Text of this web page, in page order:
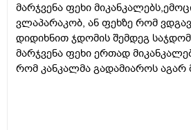
მარჯვენა ფეხი
ვლაპარაკობ, ან ფეხზე რომ
დიდიხნით ჯდომის შემდეგ
მარჯვენა ფეხი ერთად
რომ კანკალმა გადამიაროს აგარ